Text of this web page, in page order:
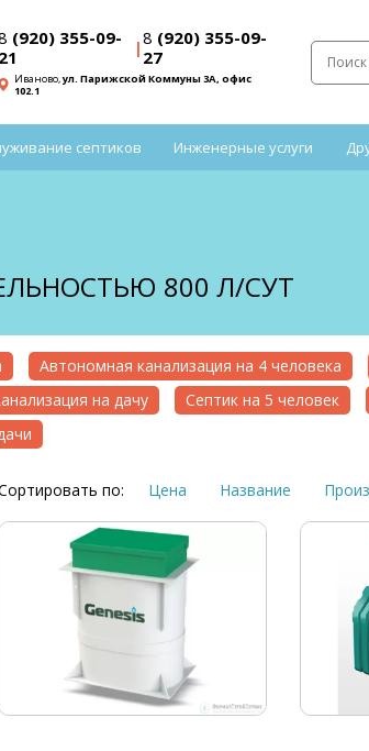
(920) 355-09-
21
|8 (920) 355-09-
27
Иваново,ул. Парижской Коммуны 3А, офис
102.1
септиков Инженерные услуги
800 Л/СУТ
Автономная канализация на 4 человека
на дачу Септик на 5 человек
по: Цена Название